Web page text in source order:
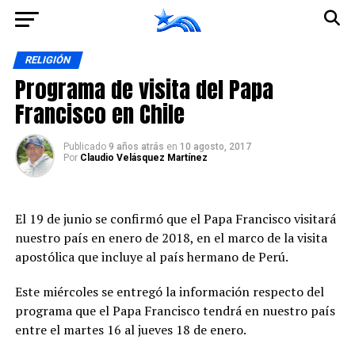
RELIGIÓN
Programa de visita del Papa
Francisco en Chile
Publicado 9 años atrás en 10 agosto, 2017
Por Claudio Velásquez Martínez
El 19 de junio se confirmó que el Papa Francisco visitará
nuestro país en enero de 2018, en el marco de la visita
apostólica que incluye al país hermano de Perú.
Este miércoles se entregó la información respecto del
programa que el Papa Francisco tendrá en nuestro país
entre el martes 16 al jueves 18 de enero.
Ir a la versión móvil